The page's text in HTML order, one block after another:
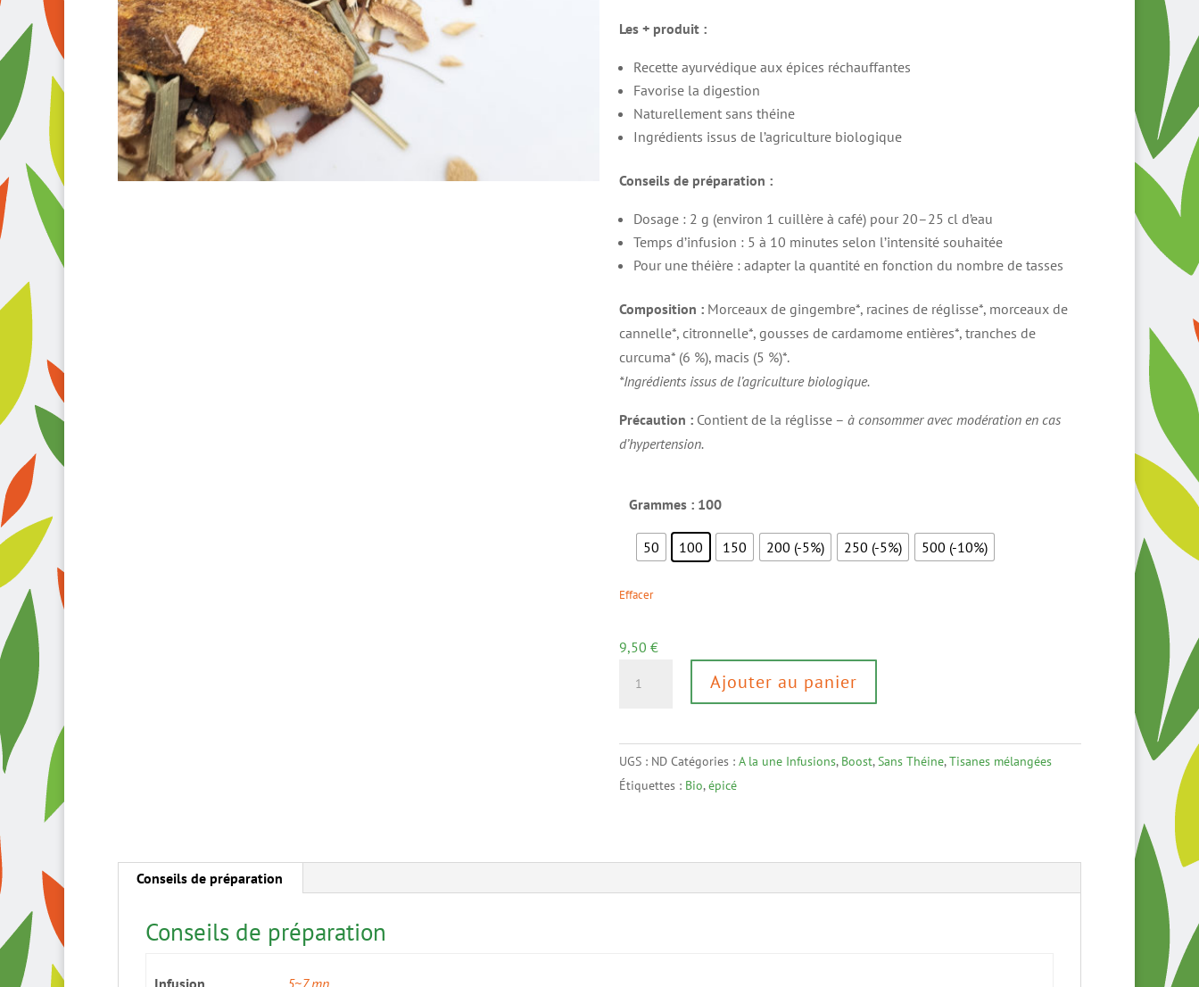
Les + produit :
Recette ayurvédique aux épices réchauffantes
Favorise la digestion
Naturellement sans théine
Ingrédients issus de l’agriculture biologique
Conseils de préparation :
Dosage : 2 g (environ 1 cuillère à café) pour 20–25 cl d’eau
Temps d’infusion : 5 à 10 minutes selon l’intensité souhaitée
Pour une théière : adapter la quantité en fonction du nombre de tasses
Composition : Morceaux de gingembre*, racines de réglisse*, morceaux de
cannelle*, citronnelle*, gousses de cardamome entières*, tranches de
curcuma* (6 %), macis (5 %)*.
*Ingrédients issus de l’agriculture biologique.
Précaution : Contient de la réglisse – à consommer avec modération en cas
d’hypertension.
Grammes : 100
50 100 150 200 (-5%) 250 (-5%) 500 (-10%)
Effacer
9,50 €
Curcuma
Gingembre
BIO
Ajouter au panier
UGS : ND Catégories : A la une Infusions, Boost,Sans Théine,Tisanes mélangées
Étiquettes : Bio,épicé
Conseils de préparation
Conseils de préparation
Infusion 5~7 mn